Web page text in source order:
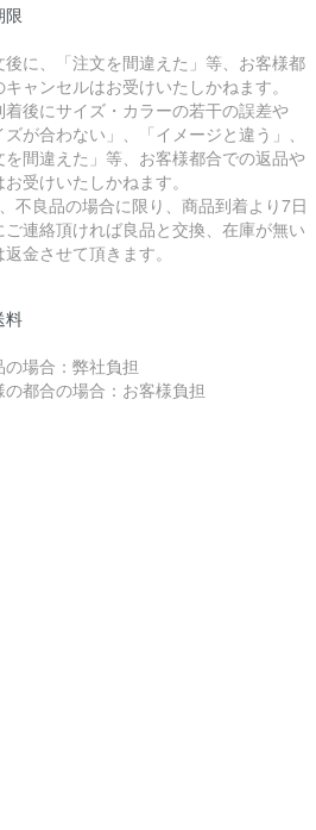
限
後に、「注文を間違えた」等、お客様都
ャンセルはお受けいたしかねます。
着後にサイズ・カラーの若干の誤差や
ズが合わない」、「イメージと違う」、
を間違えた」等、お客様都合での返品や
受けいたしかねます。
不良品の場合に限り、商品到着より7日
ご連絡頂ければ良品と交換、在庫が無い
金させて頂きます。
料
の場合：弊社負担
の都合の場合：お客様負担